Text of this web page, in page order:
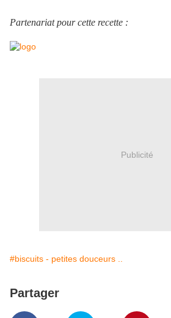
Partenariat pour cette recette :
Publicité
#biscuits - petites douceurs ..
Partager